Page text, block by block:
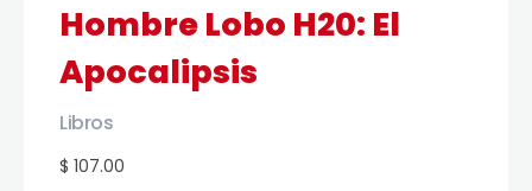
Hombre Lobo H20: El
Apocalipsis
$ 107.00
Libros